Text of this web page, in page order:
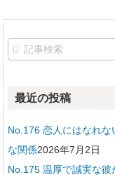
最近の投稿
No.176 恋人にはなれ
な関係2026年7月2日
No.175 温厚で誠実な